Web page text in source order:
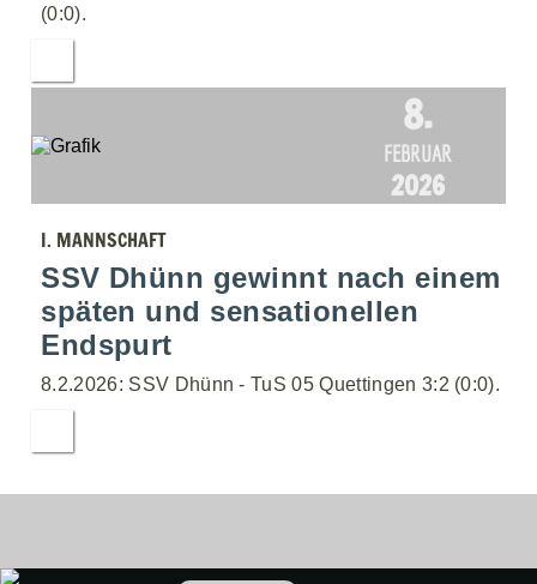
(0:0).
8.
FEBRUAR
2026
I. MANNSCHAFT
SSV Dhünn gewinnt nach einem
späten und sensationellen
Endspurt
8.2.2026: SSV Dhünn - TuS 05 Quettingen 3:2 (0:0).